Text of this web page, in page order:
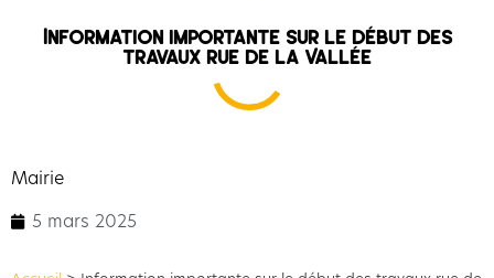
Information importante sur le début des
travaux rue de la Vallée
Mairie
5 mars 2025